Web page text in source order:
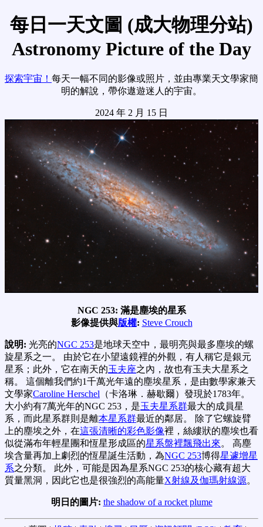
每日一天文圖 (成大物理分站)
Astronomy Picture of the Day
探索宇宙！ 每天一幅不同的影像或照片，並由專業天文學家簡
明的解說，帶你遨遊迷人的宇宙。
2024 年 2 月 15 日
NGC 253: 滿是塵埃的星系
影像提供與版權: Steve Crouch
說明: 光亮的NGC 253是地球天空中，最明亮與最多塵埃的螺
旋星系之一。 由於它在小望遠鏡裡的外觀，有人稱它是銀元
星系；此外，它在南天的玉夫座之內，故也有玉夫大星系之
稱。 這個離我們約1千萬光年遠的塵埃星系，是由數學家兼天
文學家Caroline Herschel （卡洛琳．赫歇爾）發現於1783年。
大小約有7萬光年的NGC 253，是玉夫星系群最大的成員星
系，而此星系群則是離本星系群最近的鄰居。 除了它螺旋臂
上的塵埃之外，在這張清晰的彩色影像裡，絲縷狀的塵埃也看
似從滿布年輕星團和恆星形成區的星系盤裡飄飛出來。 高塵
埃含量再加上劇烈的恆星誕生活動，為NGC 253博得星遽增星
系之分類。 此外，可能是因為星系NGC 253的核心藏有超大
質量黑洞，因此它也是很強烈的高能量X射線及伽瑪射線源。
明日的圖片: the shadow of a rocket plume